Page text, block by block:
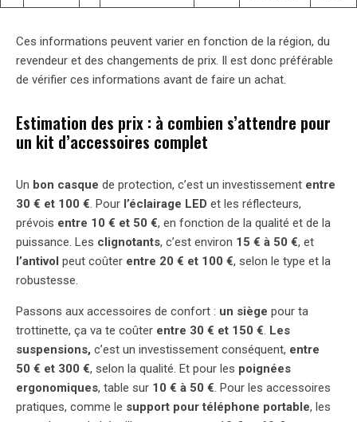
Ces informations peuvent varier en fonction de la région, du
revendeur et des changements de prix. Il est donc préférable
de vérifier ces informations avant de faire un achat.
Estimation des prix : à combien s’attendre pour
un kit d’accessoires complet
Un bon casque de protection, c’est un investissement entre
30 € et 100 €. Pour l’éclairage LED et les réflecteurs,
prévois entre 10 € et 50 €, en fonction de la qualité et de la
puissance. Les clignotants, c’est environ 15 € à 50 €, et
l’antivol peut coûter entre 20 € et 100 €, selon le type et la
robustesse.
Passons aux accessoires de confort : un siège pour ta
trottinette, ça va te coûter entre 30 € et 150 €. Les
suspensions, c’est un investissement conséquent, entre
50 € et 300 €, selon la qualité. Et pour les poignées
ergonomiques, table sur 10 € à 50 €. Pour les accessoires
pratiques, comme le support pour téléphone portable, les